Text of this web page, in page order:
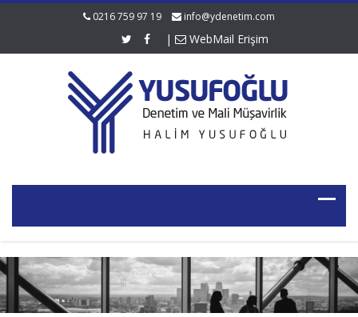
0216 759 97 19 info@ydenetim.com
| WebMail Erişim